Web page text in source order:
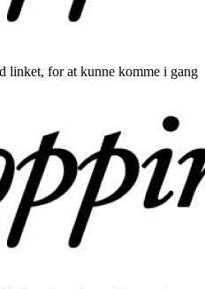
linket, for at kunne komme i gang